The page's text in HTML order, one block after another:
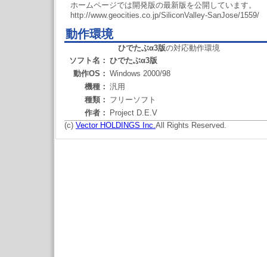
ホームページでは開発版の最新版を公開しています。
http://www.geocities.co.jp/SiliconValley-SanJose/1559/
動作環境
ひでたぶα3版の対応動作環境
ソフト名： ひでたぶα3版
動作OS： Windows 2000/98
機種： 汎用
種類： フリーソフト
作者：
Project D.E.V
(c) Vector HOLDINGS Inc.All Rights Reserved.